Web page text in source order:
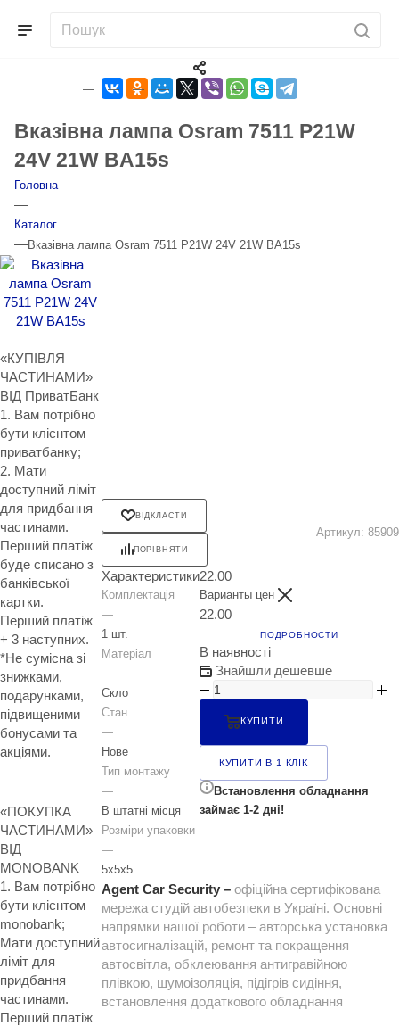
Вказівна лампа Osram 7511 P21W
24V 21W BA15s
Головна
—
Каталог
—Вказівна лампа Osram 7511 P21W 24V 21W BA15s
«КУПІВЛЯ
ЧАСТИНАМИ»
ВІД ПриватБанк
1. Вам потрібно
бути клієнтом
приватбанку;
2. Мати
доступний ліміт
для придбання
частинами.
Перший платіж
буде списано з
банківської
картки.
Перший платіж
+ 3 наступних.
*Не сумісна зі
знижками,
подарунками,
підвищеними
бонусами та
акціями.
«ПОКУПКА
ЧАСТИНАМИ»
ВІД
MONOBANK
1. Вам потрібно
бути клієнтом
monobank;
Мати доступний
ліміт для
придбання
частинами.
Перший платіж
ВІДКЛАСТИ
ПОРІВНЯТИ
Артикул: 85909
Характеристики
Комплектація
—
1 шт.
Матеріал
—
Скло
Стан
—
Нове
Тип монтажу
—
В штатні місця
Розміри упаковки
—
5x5x5
22.00
Варианты цен
22.00
ПОДРОБНОСТИ
В наявності
Знайшли дешевше
КУПИТИ
КУПИТИ В 1 КЛІК
Встановлення обладнання
займає 1-2 дні!
Agent Car Security – офіційна сертифікована
мережа студій автобезпеки в Україні. Основні
напрямки нашої роботи – авторська установка
автосигналізацій, ремонт та покращення
автосвітла, обклеювання антигравійною
плівкою, шумоізоляція, підігрів сидіння,
встановлення додаткового обладнання